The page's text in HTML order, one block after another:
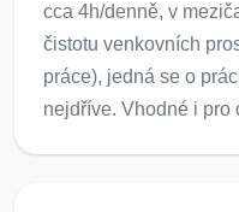
cca 4h/denně, v
čistotu venkovních
práce), jedná se o
nejdříve. Vhodné i pro